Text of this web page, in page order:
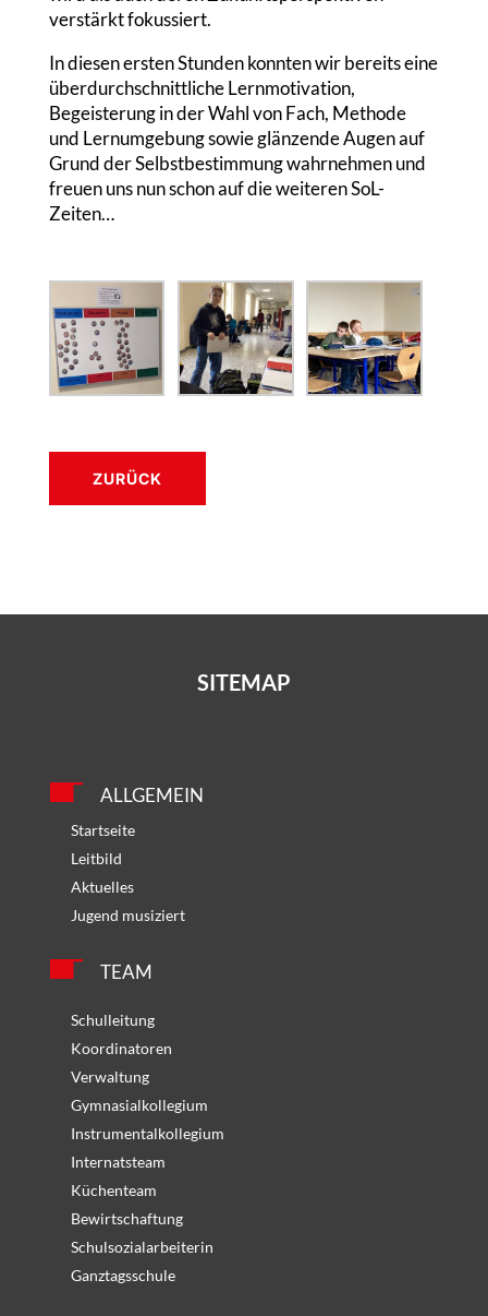
verstärkt fokussiert.
In diesen ersten Stunden konnten wir bereits eine
überdurchschnittliche Lernmotivation,
Begeisterung in der Wahl von Fach, Methode
und Lernumgebung sowie glänzende Augen auf
Grund der Selbstbestimmung wahrnehmen und
freuen uns nun schon auf die weiteren SoL-
Zeiten…
ZURÜCK
SITEMAP
ALLGEMEIN
Startseite
Leitbild
Aktuelles
Jugend musiziert
TEAM
Schulleitung
Koordinatoren
Verwaltung
Gymnasialkollegium
Instrumentalkollegium
Internatsteam
Küchenteam
Bewirtschaftung
Schulsozialarbeiterin
Ganztagsschule